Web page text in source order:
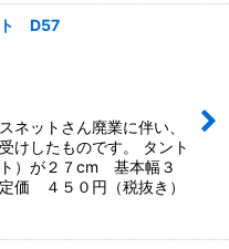
ト D57
ネットさん廃業に伴い、
けしたものです。 タント
）が２７cm 基本幅３
価 ４５０円（税抜き）